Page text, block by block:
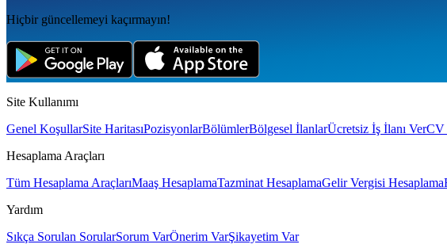
Hiçbir güncellemeyi kaçırmayın!
Site Kullanımı
Genel KoşullarSite HaritasıPozisyonlarBölümlerBölgesel İlanlarÜcretsiz İş İlanı VerCV
Hesaplama Araçları
Tüm Hesaplama AraçlarıMaaş HesaplamaTazminat HesaplamaGelir Vergisi Hesaplama
Yardım
Sıkça Sorulan SorularSorum VarÖnerim VarŞikayetim Var